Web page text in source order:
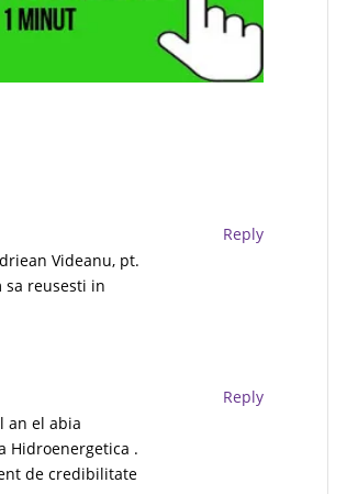
Videanu, pt.
sa reusesti in
Reply
an el abia
Hidroenergetica .
de credibilitate
Reply